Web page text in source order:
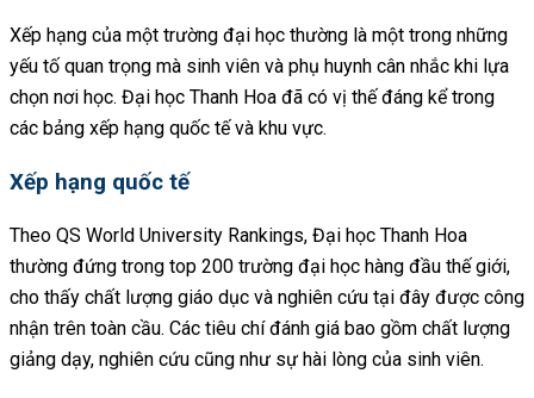
Xếp hạng của một trường đại học thường là một trong những
yếu tố quan trọng mà sinh viên và phụ huynh cân nhắc khi lựa
chọn nơi học. Đại học Thanh Hoa đã có vị thế đáng kể trong
các bảng xếp hạng quốc tế và khu vực.
Xếp hạng quốc tế
Theo QS World University Rankings, Đại học Thanh Hoa
thường đứng trong top 200 trường đại học hàng đầu thế giới,
cho thấy chất lượng giáo dục và nghiên cứu tại đây được công
nhận trên toàn cầu. Các tiêu chí đánh giá bao gồm chất lượng
giảng dạy, nghiên cứu cũng như sự hài lòng của sinh viên.